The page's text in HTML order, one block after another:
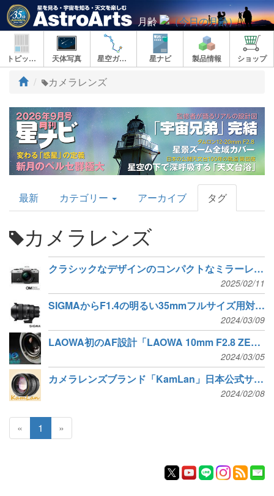
月齢
トピックス 天体写真 星空ガイド 星ナビ 製品情報 ショップ
ト
プ
カメラレンズ
AstroArts
Topics
最新 カテゴリー アーカイブ タグ
カメラレンズ
クラシックなデザインのコンパクトなミラーレス「OM SYSTEM OM-3」新発売
2025/02/11
SIGMAからF1.4の明るい35mmフルサイズ用対角魚眼レンズ登場
2024/03/09
LAOWA初のAF設計「LAOWA 10mm F2.8 ZERO-D FF」超広角レンズ新発売
2024/03/05
カメラレンズブランド「KamLan」日本公式サイト開設
2024/02/08
« 1 »